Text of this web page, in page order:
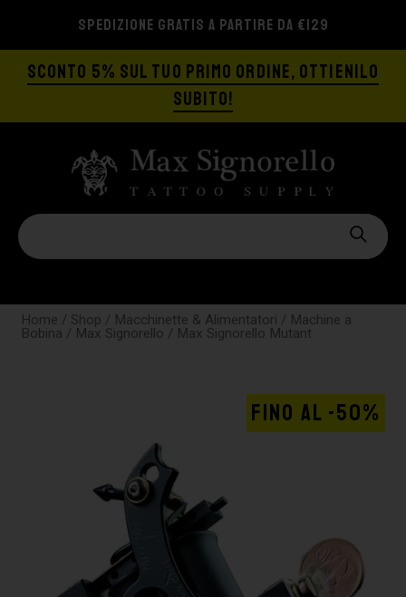
SPEDIZIONE GRATIS A PARTIRE DA €129
SCONTO 5% SUL TUO PRIMO ORDINE, OTTIENILO
SUBITO!
Home / Shop / Macchinette & Alimentatori / Machine a
Bobina / Max Signorello / Max Signorello Mutant
FINO AL -50%